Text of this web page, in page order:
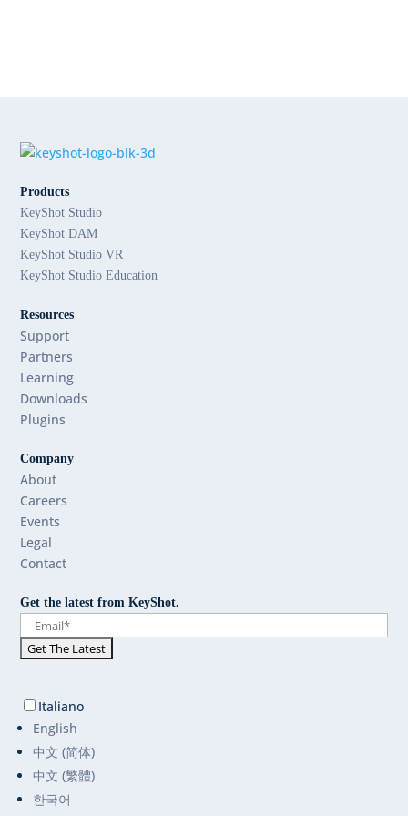
Products
KeyShot Studio
KeyShot DAM
KeyShot Studio VR
KeyShot Studio Education
Resources
Support
Partners
Learning
Downloads
Plugins
Company
About
Careers
Events
Legal
Contact
Get the latest from KeyShot.
Italiano
English
中文 (简体)
中文 (繁體)
한국어